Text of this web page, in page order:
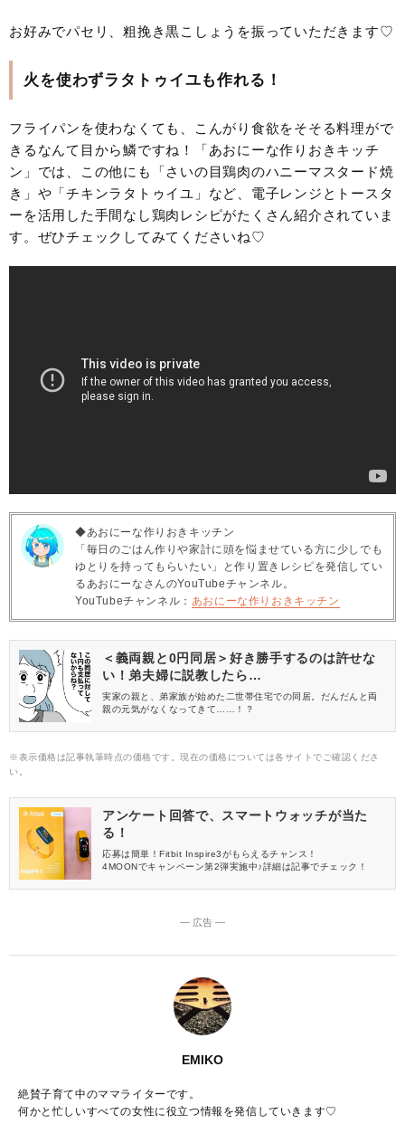
お好みでパセリ、粗挽き黒こしょうを振っていただきます♡
火を使わずラタトゥイユも作れる！
フライパンを使わなくても、こんがり食欲をそそる料理がで
きるなんて目から鱗ですね！「あおにーな作りおきキッチ
ン」では、この他にも「さいの目鶏肉のハニーマスタード焼
き」や「チキンラタトゥイユ」など、電子レンジとトースタ
ーを活用した手間なし鶏肉レシピがたくさん紹介されていま
す。ぜひチェックしてみてくださいね♡
◆あおにーな作りおきキッチン
「毎日のごはん作りや家計に頭を悩ませている方に少しでも
ゆとりを持ってもらいたい」と作り置きレシピを発信してい
るあおにーなさんのYouTubeチャンネル。
YouTubeチャンネル： あおにーな作りおきキッチン
＜義両親と0円同居＞好き勝手するのは許せな
い！弟夫婦に説教したら…
実家の親と、弟家族が始めた二世帯住宅での同居。だんだんと両
親の元気がなくなってきて……！？
※表示価格は記事執筆時点の価格です。現在の価格については各サイトでご確認くださ
い。
アンケート回答で、スマートウォッチが当た
る！
応募は簡単！Fitbit Inspire3がもらえるチャンス！
4MOONでキャンペーン第2弾実施中♪詳細は記事でチェック！
― 広告 ―
EMIKO
絶賛子育て中のママライターです。
何かと忙しいすべての女性に役立つ情報を発信していきます♡